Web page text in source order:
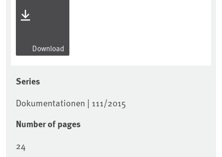
Download
Series
Dokumentationen | 111/2015
Number of pages
24